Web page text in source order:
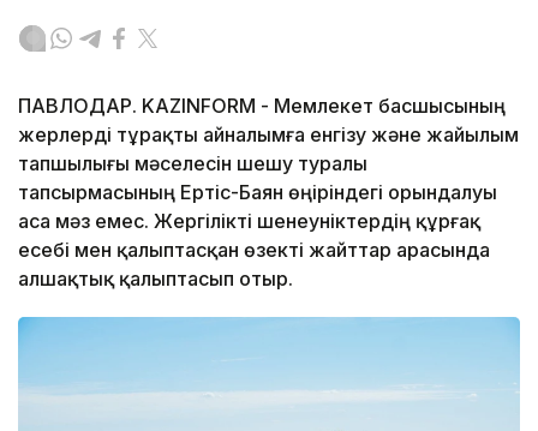
ПАВЛОДАР. KAZINFORM - Мемлекет басшысының
жерлерді тұрақты айналымға енгізу және жайылым
тапшылығы мәселесін шешу туралы
тапсырмасының Ертіс-Баян өңіріндегі орындалуы
аса мәз емес. Жергілікті шенеуніктердің құрғақ
есебі мен қалыптасқан өзекті жайттар арасында
алшақтық қалыптасып отыр.